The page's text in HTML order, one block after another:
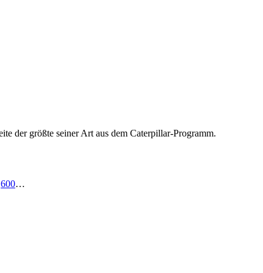
der größte seiner Art aus dem Caterpillar-Programm.
600…